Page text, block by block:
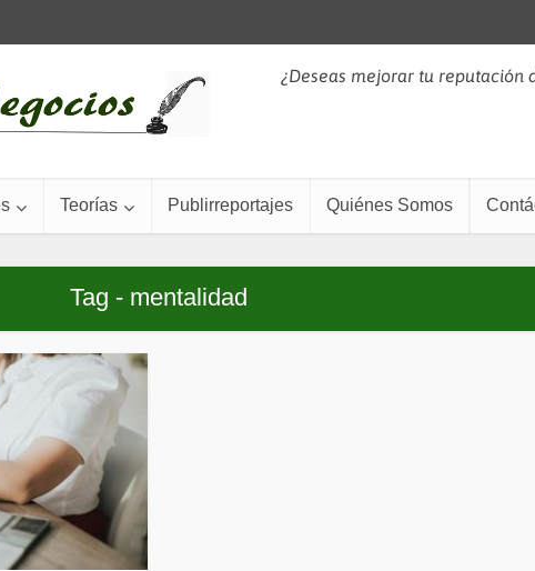
¿Deseas mejorar tu reputación
Teorías Publirreportajes Quiénes Somos
Tag - mentalidad